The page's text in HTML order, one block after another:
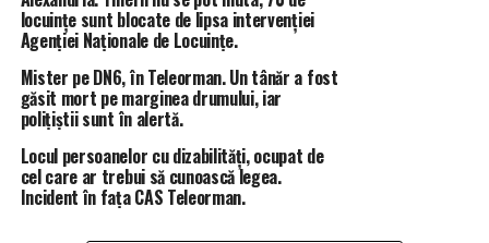
nu își mai aducea aminte exact de acest ajutor, dar l-a și
emoționat în același timp.
Întrebat ce sentiment are când oameni pe care i-a
ajutat în particular vin să îi mulțumească, Costel Barbu a
avut un singur răspuns, acela că cea mai mare satisfacție
a unui om este un astfel de moment, recunoștința
sinceră a oamenilor pe care i-ai ajutat necondiționat în
momente critice din viață lor.
La finalul maratonului prin județ, parlamentarul liberal
locuințe sunt blocate de lipsa intervenției
Agenției Naționale de Locuințe.
Mister pe DN6, în Teleorman. Un tânăr a fost
găsit mort pe marginea drumului, iar
polițiștii sunt în alertă.
Locul persoanelor cu dizabilități, ocupat de
cel care ar trebui să cunoască legea.
Incident în fața CAS Teleorman.